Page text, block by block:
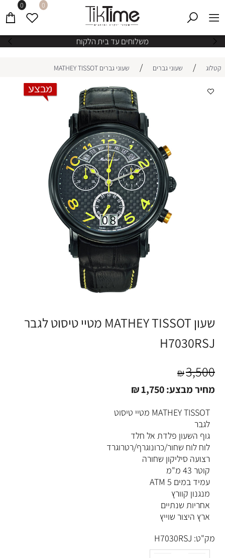
משלוחים עד בית הלקוח
0 0
קטלוג / שעוני גברים / שעוני גברים MATHEY TISSOT
שעון MATHEY TISSOT מטיי טיסוט לגבר
H7030RSJ
₪3,500
מחיר מבצע: ₪1,750
MATHEY TISSOT מטיי טיסוט
לגבר
גוף השעון פלדת אל חלד
לוח לוח שחור/כרונוגרף/רטרוגרד
רצועה סיליקון שחורה
קוטר 43 מ"מ
עמיד במים 5 ATM
מנגנון קוורץ
אחריות שנתיים
ארץ היצור שוייץ
מק"ט: H7030RSJ